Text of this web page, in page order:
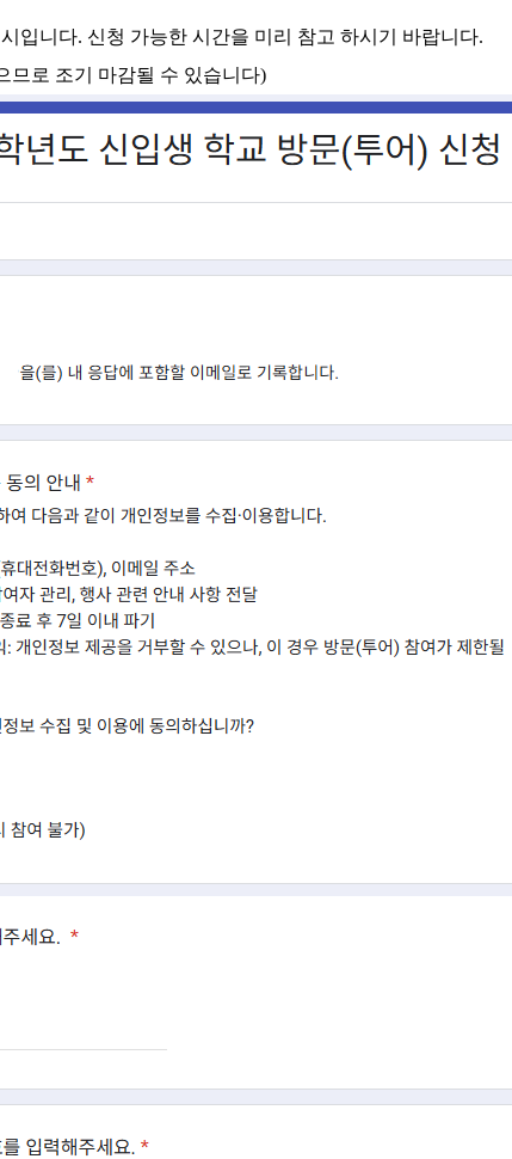
입니다. 신청 가능한 시간을 미리 참고 하시기 바랍니다.
므로 조기 마감될 수 있습니다)